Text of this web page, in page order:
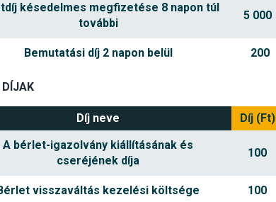
késedelmes megfizetése 8 napon túl
további
5 000
Bemutatási díj 2 napon belül 200
DÍJAK
Díj neve
Díj (Ft)
A bérlet-igazolvány kiállításának és
cseréjének díja
100
visszaváltás kezelési költsége 100